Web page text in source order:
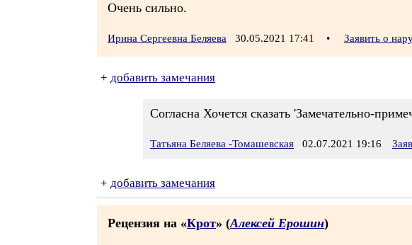
Очень сильно.
Ирина Сергеевна Беляева 30.05.2021 17:41 • Заявить о
+ добавить замечания
Согласна Хочется сказать 'Замечательно-
Татьяна Беляева -Томашевская 02.07.2021 19:16
+ добавить замечания
Рецензия на «Крот» (Алексей Ерошин)